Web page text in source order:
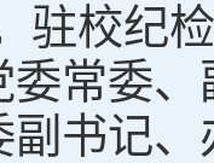
驻校纪
常委
副书记